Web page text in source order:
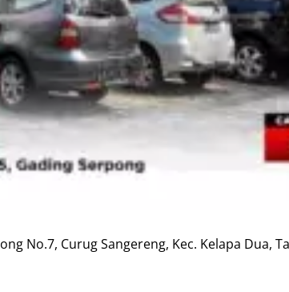
No.7, Curug Sangereng, Kec. Kelapa Dua,